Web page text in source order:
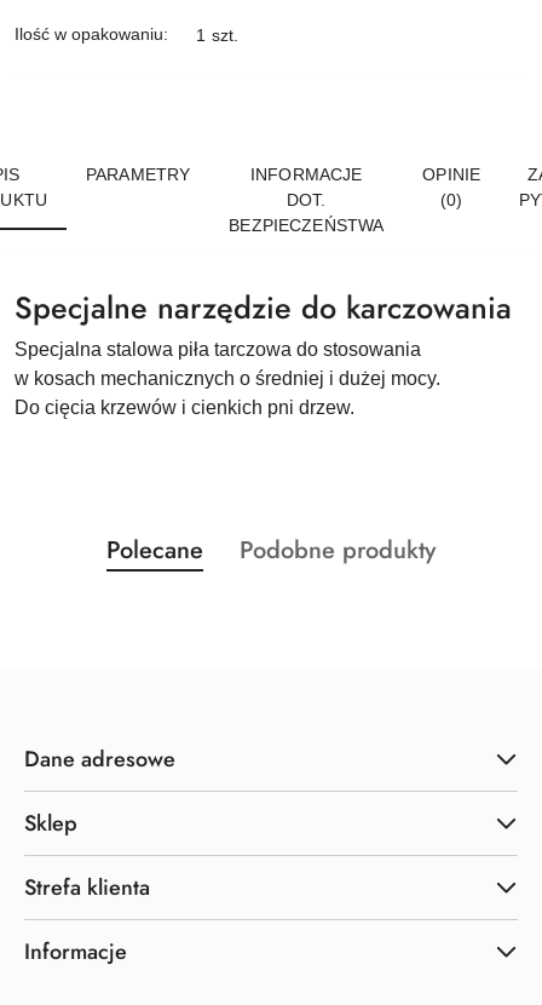
Ilość w opakowaniu: 1 szt.
PARAMETRY
INFORMACJE
DOT.
BEZPIECZEŃSTWA
OPINIE
(0)
Specjalne narzędzie do karczowania
Specjalna stalowa piła tarczowa do stosowania
w kosach mechanicznych o średniej i dużej mocy.
Do cięcia krzewów i cienkich pni drzew.
Pomiń karuzelę produktów
Produkty
o
Polecane
Produkty
Podobne produkty
Dane adresowe
Sklep
Strefa klienta
Informacje